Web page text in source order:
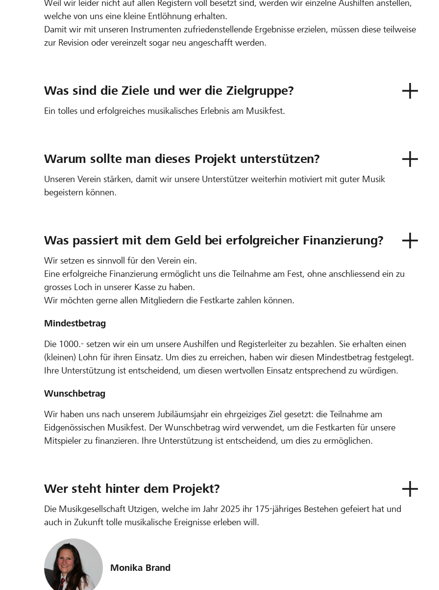
Weil wir leider nicht auf allen Registern voll besetzt sind, werden wir einzelne Aushilfen anstellen,
welche von uns eine kleine Entlöhnung erhalten.
Damit wir mit unseren Instrumenten zufriedenstellende Ergebnisse erzielen, müssen diese teilweise
zur Revision oder vereinzelt sogar neu angeschafft werden.
Was sind die Ziele und wer die Zielgruppe?
Ein tolles und erfolgreiches musikalisches Erlebnis am Musikfest.
Warum sollte man dieses Projekt unterstützen?
Unseren Verein stärken, damit wir unsere Unterstützer weiterhin motiviert mit guter Musik
begeistern können.
Was passiert mit dem Geld bei erfolgreicher Finanzierung?
Wir setzen es sinnvoll für den Verein ein.
Eine erfolgreiche Finanzierung ermöglicht uns die Teilnahme am Fest, ohne anschliessend ein zu
grosses Loch in unserer Kasse zu haben.
Wir möchten gerne allen Mitgliedern die Festkarte zahlen können.
Mindestbetrag
Die 1000.- setzen wir ein um unsere Aushilfen und Registerleiter zu bezahlen. Sie erhalten einen
(kleinen) Lohn für ihren Einsatz. Um dies zu erreichen, haben wir diesen Mindestbetrag festgelegt.
Ihre Unterstützung ist entscheidend, um diesen wertvollen Einsatz entsprechend zu würdigen.
Wunschbetrag
Wir haben uns nach unserem Jubiläumsjahr ein ehrgeiziges Ziel gesetzt: die Teilnahme am
Eidgenössischen Musikfest. Der Wunschbetrag wird verwendet, um die Festkarten für unsere
Mitspieler zu finanzieren. Ihre Unterstützung ist entscheidend, um dies zu ermöglichen.
Wer steht hinter dem Projekt?
Die Musikgesellschaft Utzigen, welche im Jahr 2025 ihr 175-jähriges Bestehen gefeiert hat und
auch in Zukunft tolle musikalische Ereignisse erleben will.
Monika Brand